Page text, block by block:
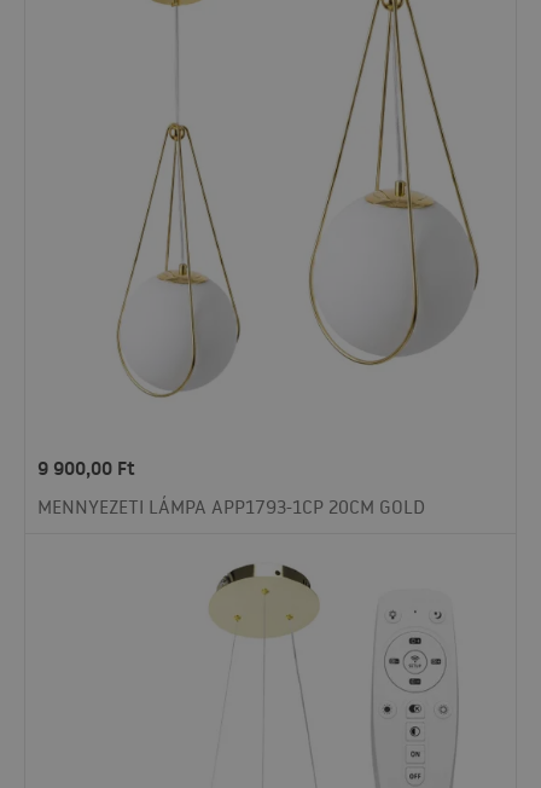
9 900,00 Ft
MENNYEZETI LÁMPA APP1793-1CP 20CM GOLD